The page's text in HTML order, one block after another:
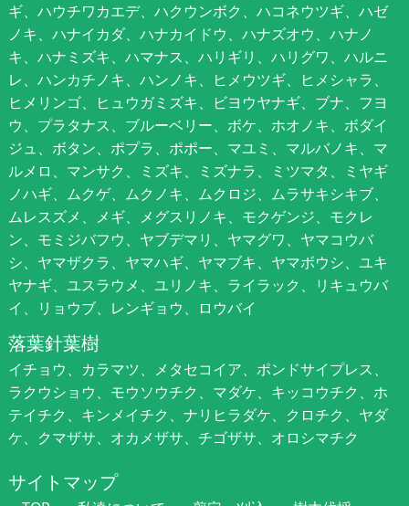
ギ、ハウチワカエデ、ハクウンボク、ハコネウツギ、ハゼ
ノキ、ハナイカダ、ハナカイドウ、ハナズオウ、ハナノ
キ、ハナミズキ、ハマナス、ハリギリ、ハリグワ、ハルニ
レ、ハンカチノキ、ハンノキ、ヒメウツギ、ヒメシャラ、
ヒメリンゴ、ヒュウガミズキ、ビヨウヤナギ、ブナ、フヨ
ウ、プラタナス、ブルーベリー、ボケ、ホオノキ、ボダイ
ジュ、ボタン、ポプラ、ポポー、マユミ、マルバノキ、マ
ルメロ、マンサク、ミズキ、ミズナラ、ミツマタ、ミヤギ
ノハギ、ムクゲ、ムクノキ、ムクロジ、ムラサキシキブ、
ムレスズメ、メギ、メグスリノキ、モクゲンジ、モクレ
ン、モミジバフウ、ヤブデマリ、ヤマグワ、ヤマコウバ
シ、ヤマザクラ、ヤマハギ、ヤマブキ、ヤマボウシ、ユキ
ヤナギ、ユスラウメ、ユリノキ、ライラック、リキュウバ
イ、リョウブ、レンギョウ、ロウバイ
落葉針葉樹
イチョウ、カラマツ、メタセコイア、ポンドサイプレス、
ラクウショウ、モウソウチク、マダケ、キッコウチク、ホ
テイチク、キンメイチク、ナリヒラダケ、クロチク、ヤダ
ケ、クマザサ、オカメザサ、チゴザサ、オロシマチク
サイトマップ